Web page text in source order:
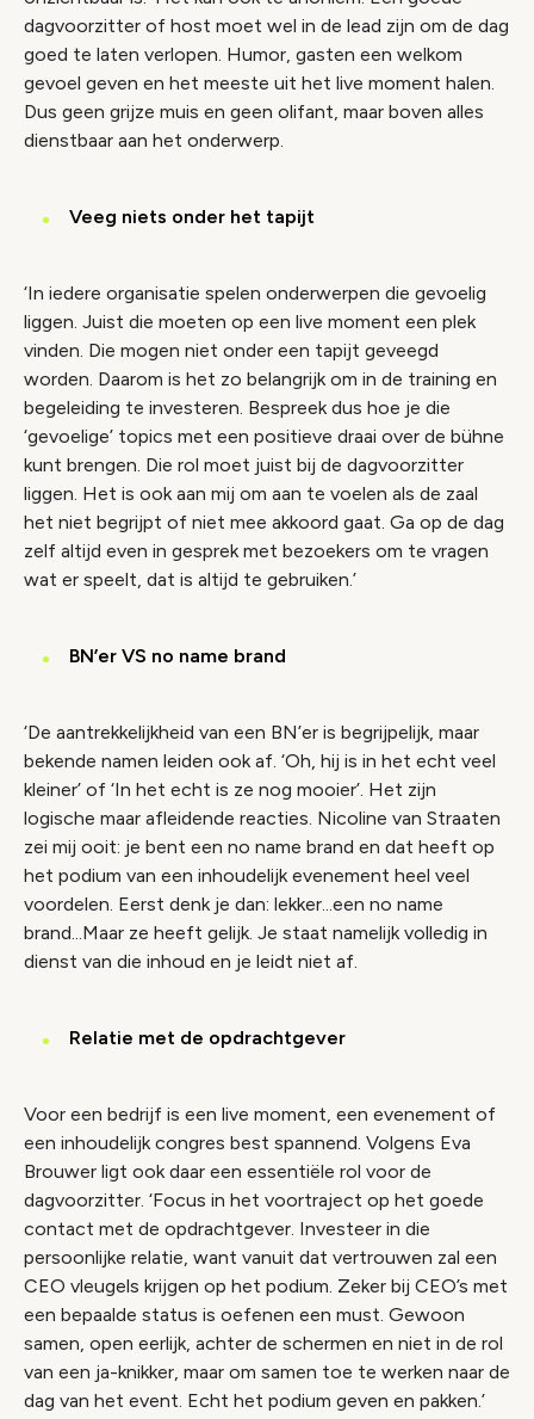
dagvoorzitter of host moet wel in de lead zijn om de dag
goed te laten verlopen. Humor, gasten een welkom
gevoel geven en het meeste uit het live moment halen.
Dus geen grijze muis en geen olifant, maar boven alles
dienstbaar aan het onderwerp.
Veeg niets onder het tapijt
‘In iedere organisatie spelen onderwerpen die gevoelig
liggen. Juist die moeten op een live moment een plek
vinden. Die mogen niet onder een tapijt geveegd
worden. Daarom is het zo belangrijk om in de training en
begeleiding te investeren. Bespreek dus hoe je die
‘gevoelige’ topics met een positieve draai over de bühne
kunt brengen. Die rol moet juist bij de dagvoorzitter
liggen. Het is ook aan mij om aan te voelen als de zaal
het niet begrijpt of niet mee akkoord gaat. Ga op de dag
zelf altijd even in gesprek met bezoekers om te vragen
wat er speelt, dat is altijd te gebruiken.’
BN’er VS no name brand
‘De aantrekkelijkheid van een BN’er is begrijpelijk, maar
bekende namen leiden ook af. ‘Oh, hij is in het echt veel
kleiner’ of ‘In het echt is ze nog mooier’. Het zijn
logische maar afleidende reacties. Nicoline van Straaten
zei mij ooit: je bent een no name brand en dat heeft op
het podium van een inhoudelijk evenement heel veel
voordelen. Eerst denk je dan: lekker...een no name
brand...Maar ze heeft gelijk. Je staat namelijk volledig in
dienst van die inhoud en je leidt niet af.
Relatie met de opdrachtgever
Voor een bedrijf is een live moment, een evenement of
een inhoudelijk congres best spannend. Volgens Eva
Brouwer ligt ook daar een essentiële rol voor de
dagvoorzitter. ‘Focus in het voortraject op het goede
contact met de opdrachtgever. Investeer in die
persoonlijke relatie, want vanuit dat vertrouwen zal een
CEO vleugels krijgen op het podium. Zeker bij CEO’s met
een bepaalde status is oefenen een must. Gewoon
samen, open eerlijk, achter de schermen en niet in de rol
van een ja-knikker, maar om samen toe te werken naar de
dag van het event. Echt het podium geven en pakken.’